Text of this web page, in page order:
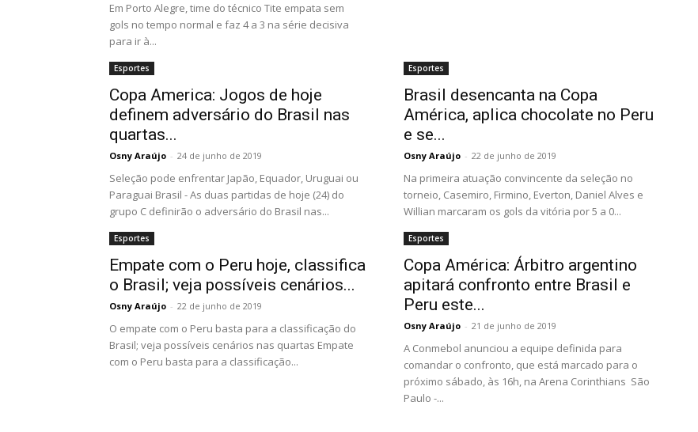
Em Porto Alegre, time do técnico Tite empata sem
gols no tempo normal e faz 4 a 3 na série decisiva
para ir à...
Esportes
Copa America: Jogos de hoje
definem adversário do Brasil nas
quartas...
Osny Araújo - 24 de junho de 2019
Seleção pode enfrentar Japão, Equador, Uruguai ou
Paraguai Brasil - As duas partidas de hoje (24) do
grupo C definirão o adversário do Brasil nas...
Esportes
Brasil desencanta na Copa
América, aplica chocolate no Peru
e se...
Osny Araújo - 22 de junho de 2019
Na primeira atuação convincente da seleção no
torneio, Casemiro, Firmino, Everton, Daniel Alves e
Willian marcaram os gols da vitória por 5 a 0...
Esportes
Empate com o Peru hoje, classifica
o Brasil; veja possíveis cenários...
Osny Araújo - 22 de junho de 2019
O empate com o Peru basta para a classificação do
Brasil; veja possíveis cenários nas quartas Empate
com o Peru basta para a classificação...
Esportes
Copa América: Árbitro argentino
apitará confronto entre Brasil e
Peru este...
Osny Araújo - 21 de junho de 2019
A Conmebol anunciou a equipe definida para
comandar o confronto, que está marcado para o
próximo sábado, às 16h, na Arena Corinthians São
Paulo -...